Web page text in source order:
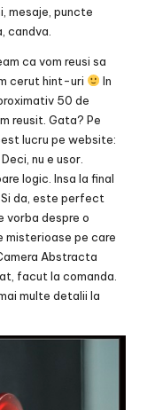
mesaje, puncte
candva.
ca vom reusi sa
cerut hint-uri
In
50 de
reusit. Gata? Pe
lucru pe website:
nu e usor.
logic. Insa la final
da, este perfect
vorba despre o
misterioase pe care
Abstracta
facut la comanda.
multe detalii la